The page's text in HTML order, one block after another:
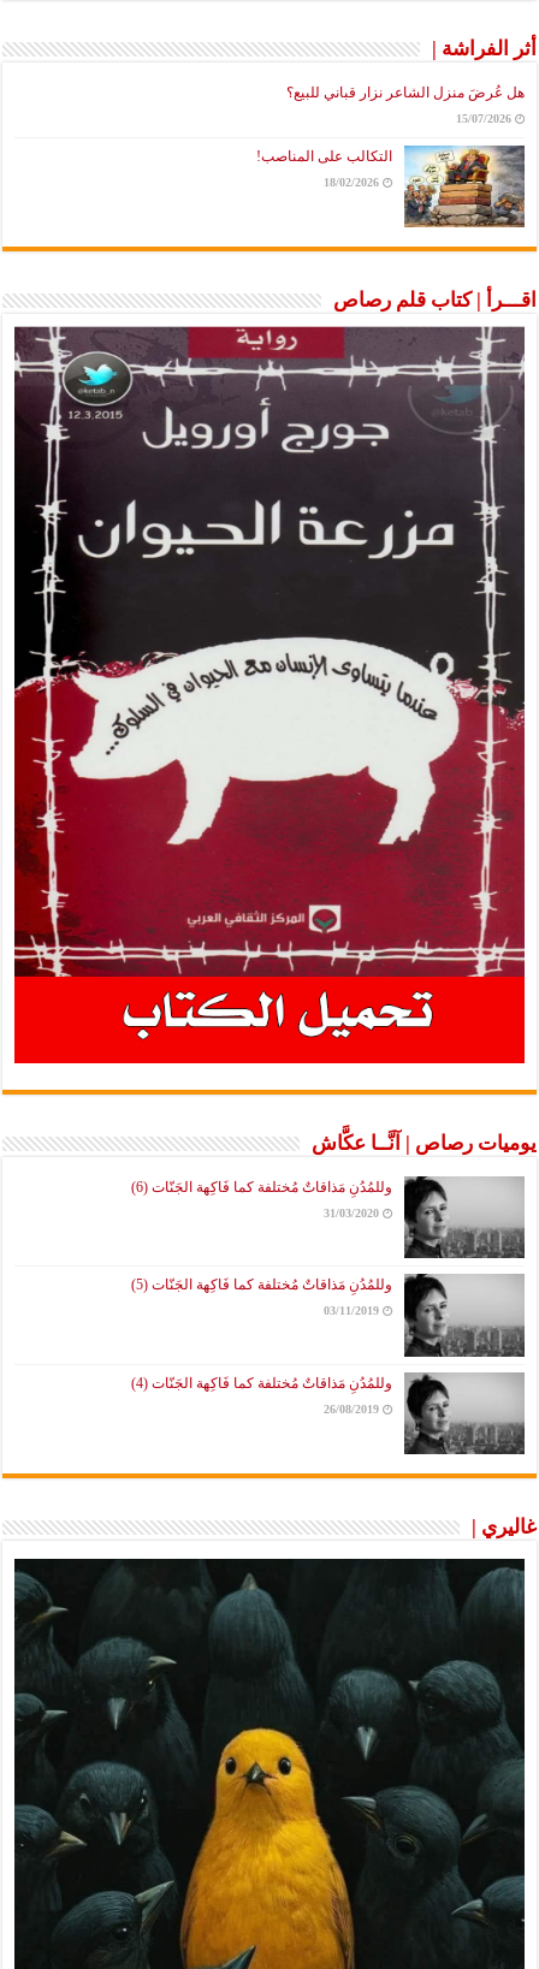
أثر الفراشة |
هل عُرضَ منزل الشاعر نزار قباني للبيع؟
15/07/2026
التكالب على المناصب!
18/02/2026
اقـــرأ | كتاب قلم رصاص
يوميات رصاص | آنَّــا عكَّاش
وللمُدُنِ مَذاقاتٌ مُختلفة كما فَاكِهة الجَنّات (6)
31/03/2020
وللمُدُنِ مَذاقاتٌ مُختلفة كما فَاكِهة الجَنّات (5)
03/11/2019
وللمُدُنِ مَذاقاتٌ مُختلفة كما فَاكِهة الجَنّات (4)
26/08/2019
غاليري |